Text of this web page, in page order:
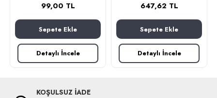
99,00 TL
Sepete Ekle
Detaylı İncele
647,62 TL
Sepete Ekle
Detaylı İncele
KOŞULSUZ İADE